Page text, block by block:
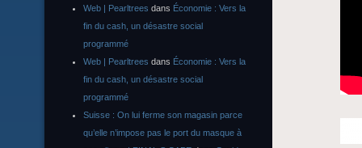
Web | Pearltrees dans Économie : Vers la
fin du cash, un désastre social
programmé
Web | Pearltrees dans Économie : Vers la
fin du cash, un désastre social
programmé
Suisse : On lui ferme son magasin parce
qu’elle n’impose pas le port du masque à